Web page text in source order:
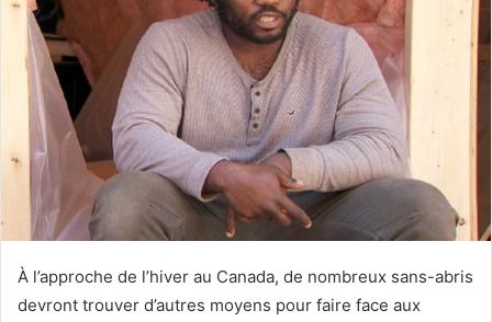
À l’approche de l’hiver au Canada, de nombreux sans-abris
devront trouver d’autres moyens pour faire face aux